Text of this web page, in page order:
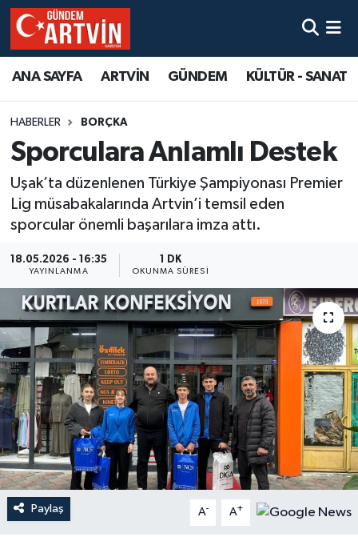
ANA SAYFA ARTVİN GÜNDEM KÜLTÜR - SANAT
HABERLER BORÇKA
Sporculara Anlamlı Destek
Uşak’ta düzenlenen Türkiye Şampiyonası Premier
Lig müsabakalarında Artvin’i temsil eden
sporcular önemli başarılara imza attı.
18.05.2026 - 16:35
YAYINLANMA
1 DK
OKUNMA SÜRESI
Paylaş A- A+